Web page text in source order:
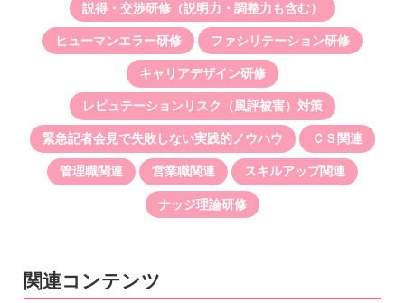
説得・交渉研修（説明力・調整力も含む）
ヒューマンエラー研修 ファシリテーション研修
キャリアデザイン研修
レピュテーションリスク（風評被害）対策
緊急記者会見で失敗しない実践的ノウハウ ＣＳ関連
管理職関連 営業職関連 スキルアップ関連
ナッジ理論研修
関連コンテンツ